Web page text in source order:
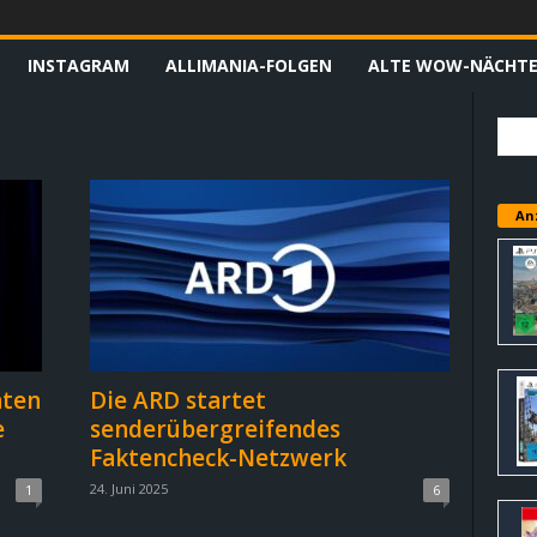
INSTAGRAM ALLIMANIA-FOLGEN ALTE WOW-NÄCHTE
1
Die ARD startet
senderübergreifendes
Faktencheck-Netzwerk
24. Juni 2025 6